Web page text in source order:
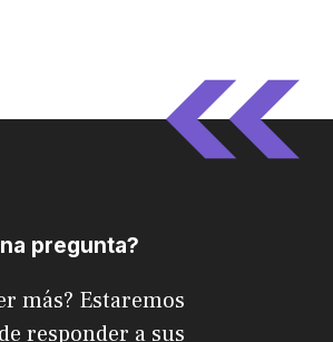
pregunta?
más? Estaremos
responder a sus